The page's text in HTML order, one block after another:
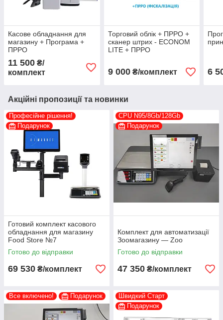
Касове обладнання для
магазину + Програма +
ПРРО
11 500 ₴/
комплект
Торговий облік + ПРРО +
сканер штрих - ECONOM
LITE + ПРРО
9 000₴/комплект 6
Акційні пропозиції та новинки
Професійне рішення!
Подарунок
Готовий комплект касового
обладнання для магазину
Food Store №7
Готово до відправки
69 530 ₴/комплект
CPU N95/8Gb/128Gb
Подарунок
Комплект для автоматизації
Зоомагазину — Zoo
Готово до відправки
47 350 ₴/комплект
Все включено! Подарунок
Швидкий Старт
Подарунок